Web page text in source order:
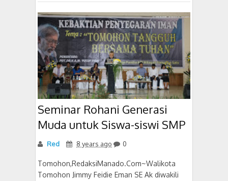
Seminar Rohani Generasi
Muda untuk Siswa-siswi SMP
Red 8 years ago 0
Tomohon,RedaksiManado.Com~Walikota
Tomohon Jimmy Feidie Eman SE Ak diwakili